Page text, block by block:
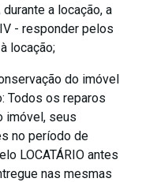
a locação, a
- responder pelos
locação;
do imóvel
Todos os reparos
imóvel, seus
no período de
LOCATÁRIO antes
nas mesmas